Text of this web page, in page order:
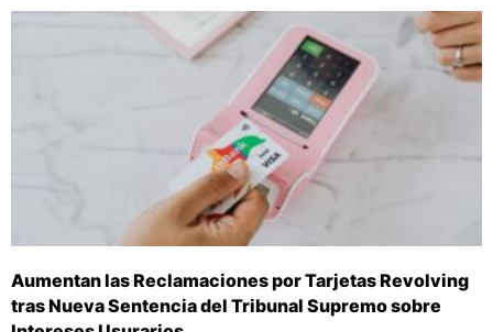
Aumentan las Reclamaciones por Tarjetas Revolving
tras Nueva Sentencia del Tribunal Supremo sobre